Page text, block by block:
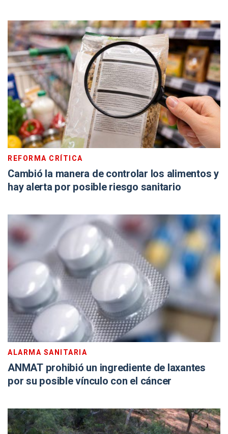
REFORMA CRÍTICA
Cambió la manera de controlar los alimentos y
hay alerta por posible riesgo sanitario
ALARMA SANITARIA
ANMAT prohibió un ingrediente de laxantes
por su posible vínculo con el cáncer